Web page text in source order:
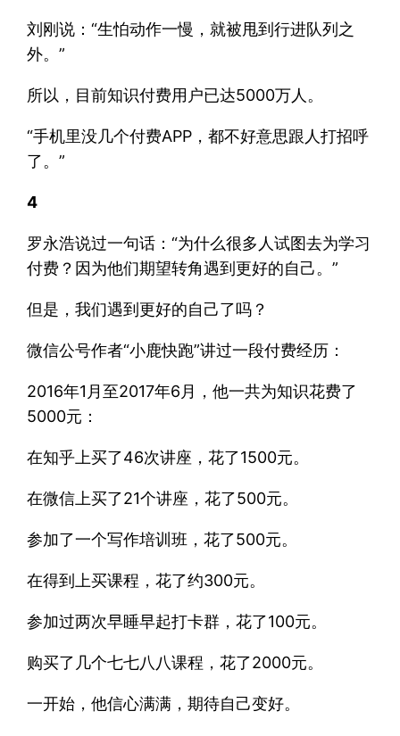
刘刚说：“生怕动作一慢，就被甩到行进队列之
外。”
所以，目前知识付费用户已达5000万人。
“手机里没几个付费APP，都不好意思跟人打招呼
了。”
4
罗永浩说过一句话：“为什么很多人试图去为学习
付费？因为他们期望转角遇到更好的自己。”
但是，我们遇到更好的自己了吗？
微信公号作者“小鹿快跑”讲过一段付费经历：
2016年1月至2017年6月，他一共为知识花费了
5000元：
在知乎上买了46次讲座，花了1500元。
在微信上买了21个讲座，花了500元。
参加了一个写作培训班，花了500元。
在得到上买课程，花了约300元。
参加过两次早睡早起打卡群，花了100元。
购买了几个七七八八课程，花了2000元。
一开始，他信心满满，期待自己变好。